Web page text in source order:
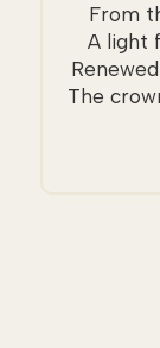
From
A light
The